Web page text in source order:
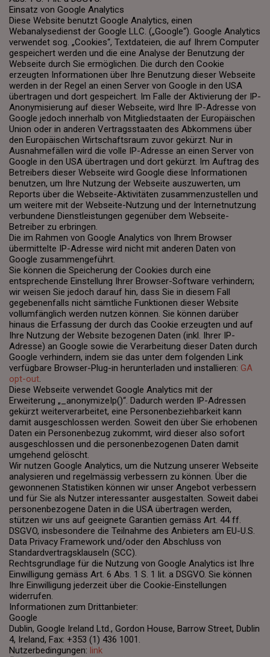
Einsatz von Google Analytics
Diese Website benutzt Google Analytics, einen
Webanalysedienst der Google LLC. („Google“). Google Analytics
verwendet sog. „Cookies“, Textdateien, die auf Ihrem Computer
gespeichert werden und die eine Analyse der Benutzung der
Webseite durch Sie ermöglichen. Die durch den Cookie
erzeugten Informationen über Ihre Benutzung dieser Webseite
werden in der Regel an einen Server von Google in den USA
übertragen und dort gespeichert. Im Falle der Aktivierung der IP-
Anonymisierung auf dieser Webseite, wird Ihre IP-Adresse von
Google jedoch innerhalb von Mitgliedstaaten der Europäischen
Union oder in anderen Vertragsstaaten des Abkommens über
den Europäischen Wirtschaftsraum zuvor gekürzt. Nur in
Ausnahmefällen wird die volle IP-Adresse an einen Server von
Google in den USA übertragen und dort gekürzt. Im Auftrag des
Betreibers dieser Webseite wird Google diese Informationen
benutzen, um Ihre Nutzung der Webseite auszuwerten, um
Reports über die Webseite-Aktivitäten zusammenzustellen und
um weitere mit der Webseite-Nutzung und der Internetnutzung
verbundene Dienstleistungen gegenüber dem Webseite-
Betreiber zu erbringen.
Die im Rahmen von Google Analytics von Ihrem Browser
übermittelte IP-Adresse wird nicht mit anderen Daten von
Google zusammengeführt.
Sie können die Speicherung der Cookies durch eine
entsprechende Einstellung Ihrer Browser-Software verhindern;
wir weisen Sie jedoch darauf hin, dass Sie in diesem Fall
gegebenenfalls nicht sämtliche Funktionen dieser Website
vollumfänglich werden nutzen können. Sie können darüber
hinaus die Erfassung der durch das Cookie erzeugten und auf
Ihre Nutzung der Website bezogenen Daten (inkl. Ihrer IP-
Adresse) an Google sowie die Verarbeitung dieser Daten durch
Google verhindern, indem sie das unter dem folgenden Link
verfügbare Browser-Plug-in herunterladen und installieren: GA
opt-out.
Diese Webseite verwendet Google Analytics mit der
Erweiterung „_anonymizeIp()“. Dadurch werden IP-Adressen
gekürzt weiterverarbeitet, eine Personenbeziehbarkeit kann
damit ausgeschlossen werden. Soweit den über Sie erhobenen
Daten ein Personenbezug zukommt, wird dieser also sofort
ausgeschlossen und die personenbezogenen Daten damit
umgehend gelöscht.
Wir nutzen Google Analytics, um die Nutzung unserer Webseite
analysieren und regelmässig verbessern zu können. Über die
gewonnenen Statistiken können wir unser Angebot verbessern
und für Sie als Nutzer interessanter ausgestalten. Soweit dabei
personenbezogene Daten in die USA übertragen werden,
stützen wir uns auf geeignete Garantien gemäss Art. 44 ff.
DSGVO, insbesondere die Teilnahme des Anbieters am EU-U.S.
Data Privacy Framework und/oder den Abschluss von
Standardvertragsklauseln (SCC).
Rechtsgrundlage für die Nutzung von Google Analytics ist Ihre
Einwilligung gemäss Art. 6 Abs. 1 S. 1 lit. a DSGVO. Sie können
Ihre Einwilligung jederzeit über die Cookie-Einstellungen
widerrufen.
Informationen zum Drittanbieter:
Google
Dublin, Google Ireland Ltd., Gordon House, Barrow Street, Dublin
4, Ireland, Fax: +353 (1) 436 1001.
Nutzerbedingungen: link